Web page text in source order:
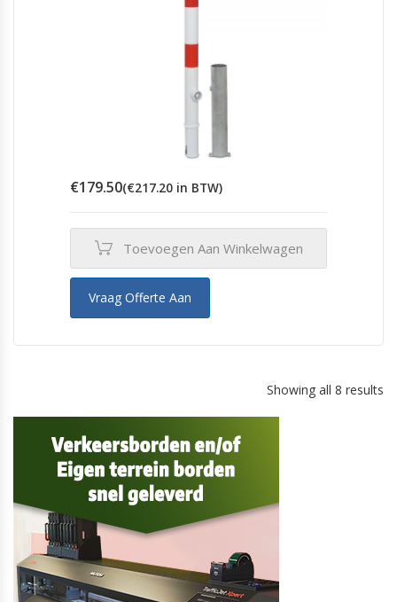
€179.50(€217.20 in BTW)
Toevoegen Aan Winkelwagen
Vraag Offerte Aan
Showing all 8 results